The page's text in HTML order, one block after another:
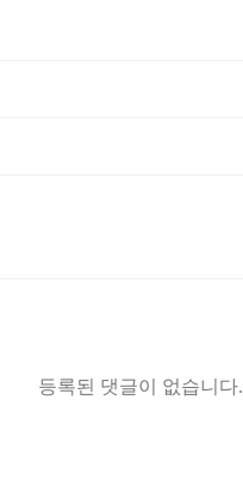
등록된 댓글이 없습니다.